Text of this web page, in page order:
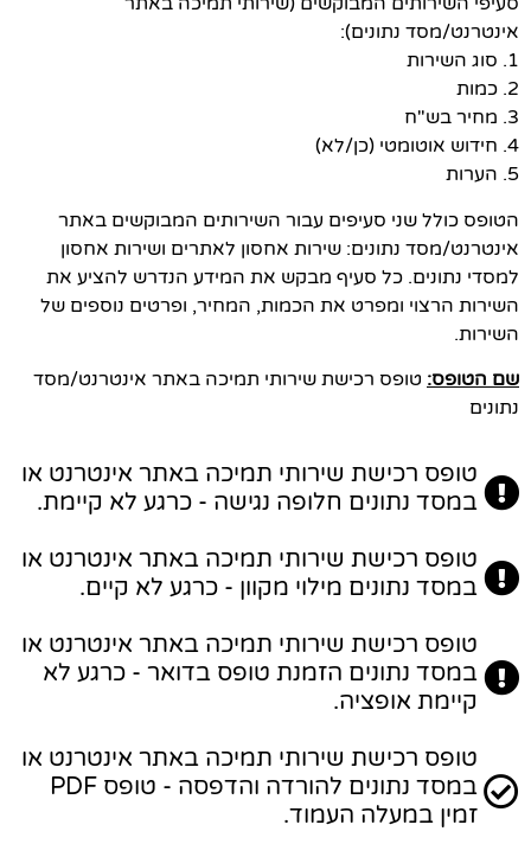
אינטרנט/מסד נתונים):
1. סוג השירות
2. כמות
3. מחיר בש"ח
4. חידוש אוטומטי (כן/לא)
5. הערות
הטופס כולל שני סעיפים עבור השירותים המבוקשים באתר
אינטרנט/מסד נתונים: שירות אחסון לאתרים ושירות אחסון
למסדי נתונים. כל סעיף מבקש את המידע הנדרש להציע את
השירות הרצוי ומפרט את הכמות, המחיר, ופרטים נוספים של
השירות.
שם הטופס: טופס רכישת שירותי תמיכה באתר אינטרנט/מסד
נתונים
טופס רכישת שירותי תמיכה באתר אינטרנט או
במסד נתונים חלופה נגישה - כרגע לא קיימת.
טופס רכישת שירותי תמיכה באתר אינטרנט או
במסד נתונים מילוי מקוון - כרגע לא קיים.
טופס רכישת שירותי תמיכה באתר אינטרנט או
במסד נתונים הזמנת טופס בדואר - כרגע לא
קיימת אופציה.
טופס רכישת שירותי תמיכה באתר אינטרנט או
במסד נתונים להורדה והדפסה - טופס PDF
זמין במעלה העמוד.